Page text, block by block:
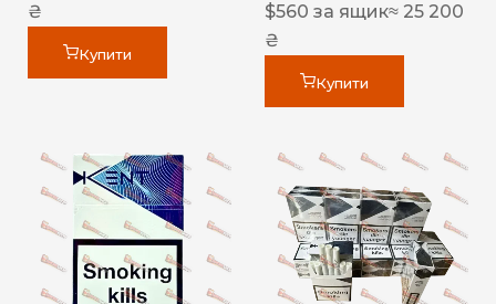
₴
Купити
$560 за ящик≈ 25 200
₴
Купити